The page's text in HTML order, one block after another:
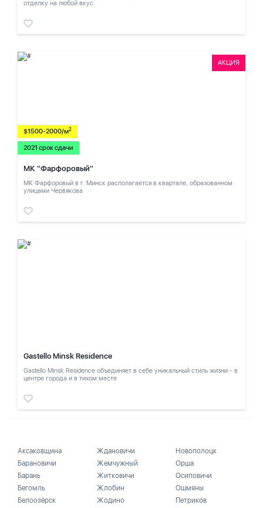
отделку на любой вкус.
АКЦИЯ
$1500-2000/м2
2021 срок сдачи
МК "Фарфоровый"
МК Фарфоровый в г. Минск располагается в квартале, образованном
улицами Червякова
Gastello Minsk Residence
Gastello Minsk Residence объединяет в себе уникальный стиль жизни - в
центре города и в тихом месте
Аксаковщина
Барановичи
Барань
Бегомль
Белоозёрск
Ждановичи
Жемчужный
Житковичи
Жлобин
Жодино
Новополоцк
Орша
Осиповичи
Ошмяны
Петриков